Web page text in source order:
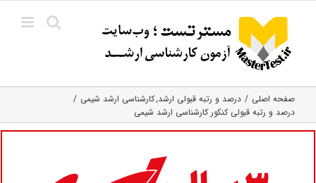
content
صفحه اصلی درصد و رتبه قبولی ارشد کارشناسی ارشد شیمی
درصد و رتبه قبولی کنکور کارشناسی ارشد شیمی